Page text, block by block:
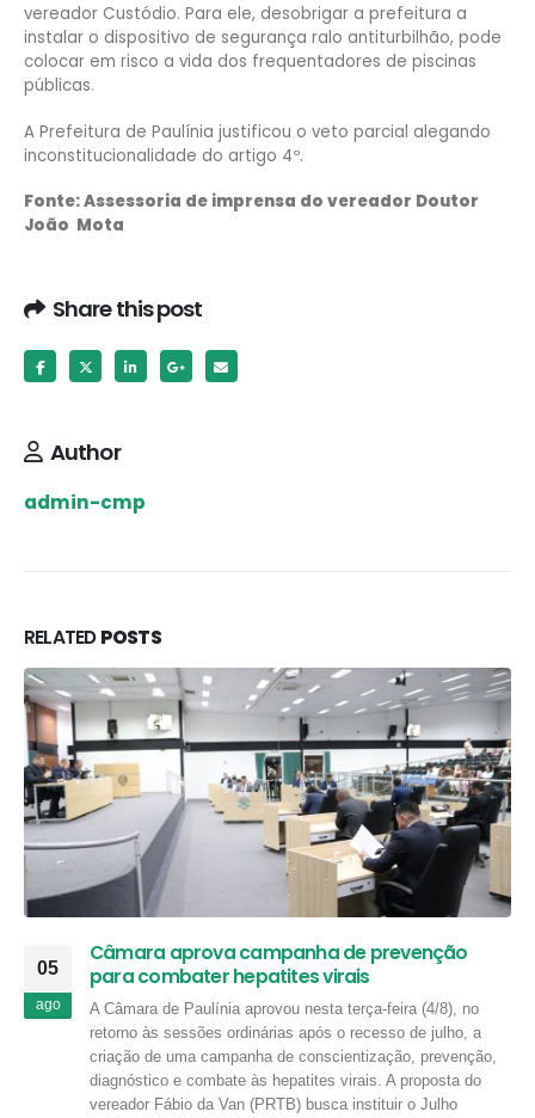
vereador Custódio. Para ele, desobrigar a prefeitura a
instalar o dispositivo de segurança ralo antiturbilhão, pode
colocar em risco a vida dos frequentadores de piscinas
públicas.
A Prefeitura de Paulínia justificou o veto parcial alegando
inconstitucionalidade do artigo 4º.
Fonte: Assessoria de imprensa do vereador Doutor
João Mota
Share this post
Author
admin-cmp
RELATEDPOSTS
05
ago
Câmara aprova campanha de prevenção
para combater hepatites virais
A Câmara de Paulínia aprovou nesta terça-feira (4/8), no
retorno às sessões ordinárias após o recesso de julho, a
criação de uma campanha de conscientização, prevenção,
diagnóstico e combate às hepatites virais. A proposta do
vereador Fábio da Van (PRTB) busca instituir o Julho